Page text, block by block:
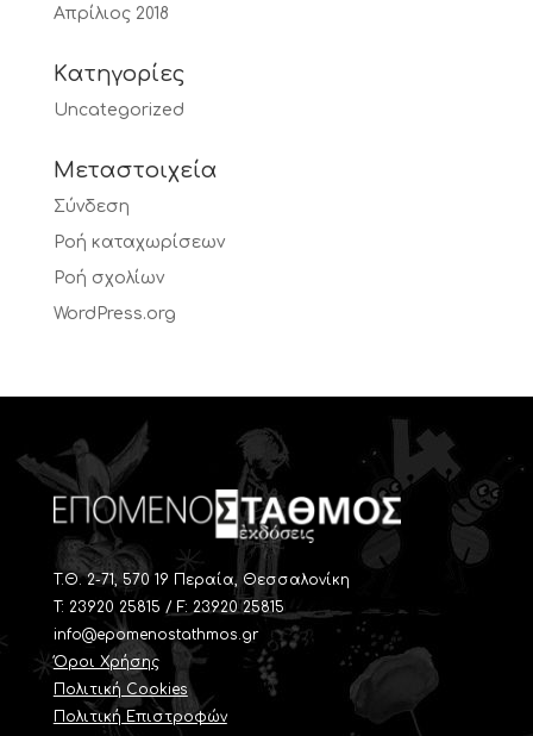
Απρίλιος 2018
Kατηγορίες
Uncategorized
Μεταστοιχεία
Σύνδεση
Ροή καταχωρίσεων
Ροή σχολίων
WordPress.org
T.Θ. 2-71, 570 19 Περαία, Θεσσαλονίκη
Τ: 23920 25815 / F: 23920 25815
info@epomenostathmos.gr
Όροι Χρήσης
Πολιτική Cookies
Πολιτική Επιστροφών